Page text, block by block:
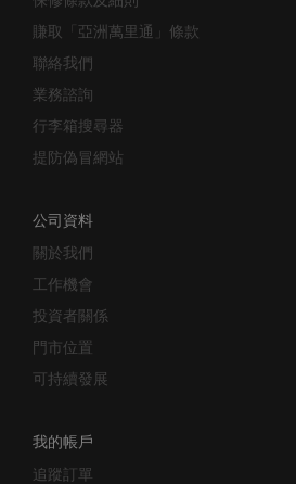
賺取「亞洲萬里通」條款
聯絡我們
業務諮詢
行李箱搜尋器
提防偽冒網站
關於我們
工作機會
投資者關係
門市位置
可持續發展
追蹤訂單